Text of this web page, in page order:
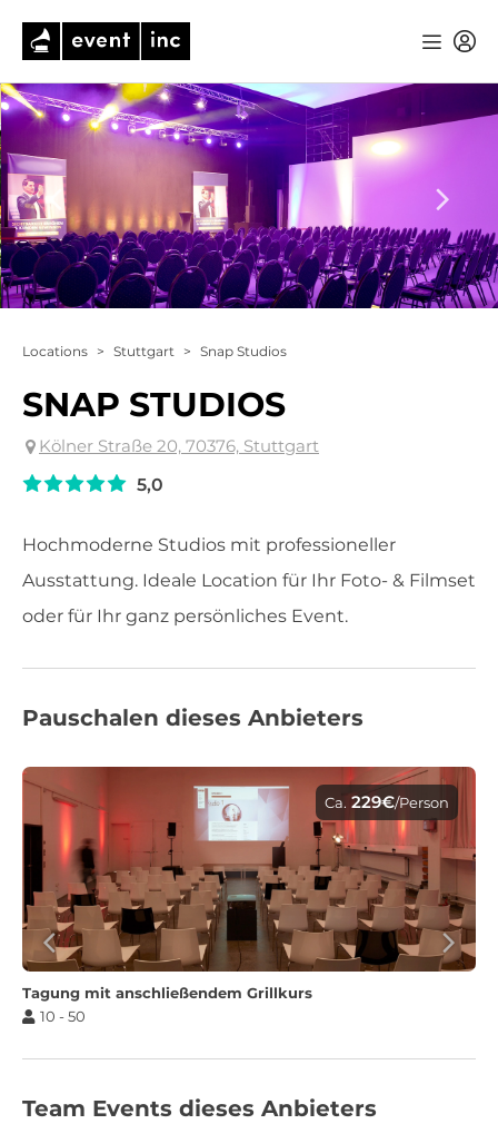
Locations > Stuttgart > Snap Studios
SNAP STUDIOS
Kölner Straße 20, 70376, Stuttgart
5,0
Hochmoderne Studios mit professioneller
Ausstattung. Ideale Location für Ihr Foto- & Filmset
oder für Ihr ganz persönliches Event.
Pauschalen dieses Anbieters
Ca. 229€/Person
Tagung mit anschließendem Grillkurs
10 - 50
Team Events dieses Anbieters